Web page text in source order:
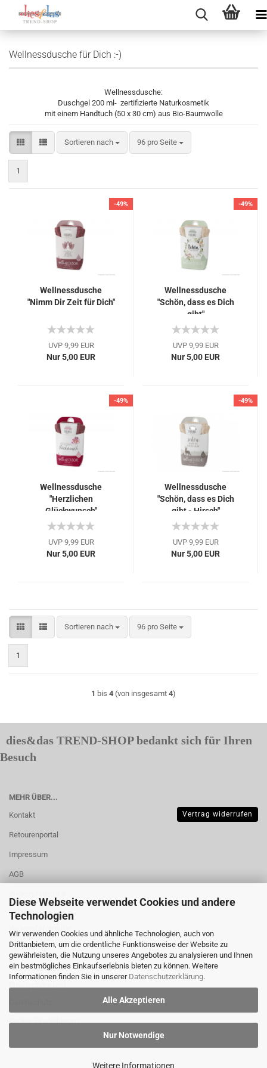
Diese Webseite verwendet Cookies und andere
Technologien
Wir verwenden Cookies und ähnliche Technologien, auch von
Drittanbietern, um die ordentliche Funktionsweise der Website zu
gewährleisten, die Nutzung unseres Angebotes zu analysieren und Ihnen
ein bestmögliches Einkaufserlebnis bieten zu können. Weitere
Informationen finden Sie in unserer Datenschutzerklärung.
Alle Akzeptieren
Nur Notwendige
Weitere Informationen
Wellnessdusche für Dich :-)
Wellnessdusche:
Duschgel 200 ml- zertifizierte Naturkosmetik
mit einem Handtuch (50 x 30 cm) aus Bio-Baumwolle
Sortieren nach
Sortieren nach 96 pro Seite
pro Seite
1
-49%
Wellnessdusche
"Nimm Dir Zeit für Dich"
UVP 9,99 EUR
Nur 5,00 EUR
-49%
Wellnessdusche
"Schön, dass es Dich
gibt"
UVP 9,99 EUR
Nur 5,00 EUR
-49%
Wellnessdusche
"Herzlichen
Glückwunsch"
UVP 9,99 EUR
Nur 5,00 EUR
-49%
Wellnessdusche
"Schön, dass es Dich
gibt - Hirsch"
UVP 9,99 EUR
Nur 5,00 EUR
Sortieren nach
Sortieren nach 96 pro Seite
pro Seite
1
1 bis 4 (von insgesamt 4)
dies&das TREND-SHOP bedankt sich für Ihren
Besuch
MEHR ÜBER...
Kontakt
Retourenportal
Impressum
AGB
Muster-
Widerrufsformular
Versand- &
Zahlungsbedingungen
Cookie Einstellungen
Vertrag widerrufen